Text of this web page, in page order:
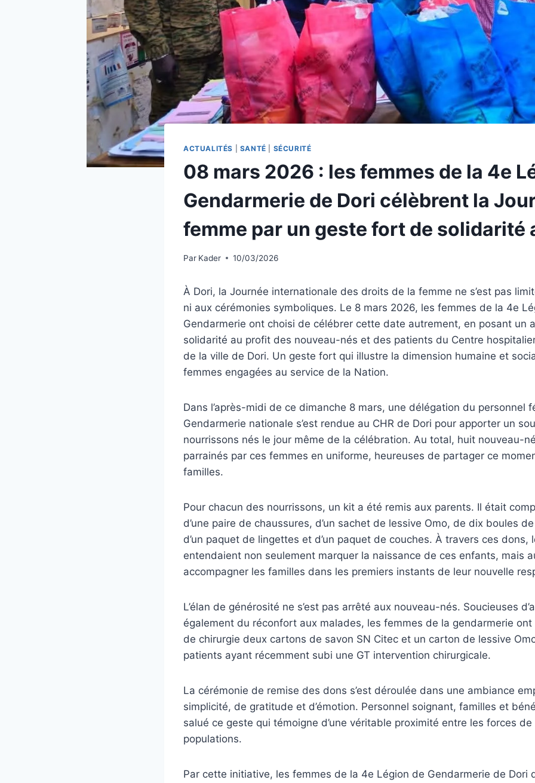
ACTUALITÉS SANTÉ SÉCURITÉ
08 mars 2026 : les femmes de la 4e
Gendarmerie de Dori célèbrent la
femme par un geste fort de solidarité
Par Kader 10/03/2026
À Dori, la Journée internationale des droits de la femme ne s’est pas
ni aux cérémonies symboliques. Le 8 mars 2026, les femmes de la 4e
Gendarmerie ont choisi de célébrer cette date autrement, en posant un
solidarité au profit des nouveau-nés et des patients du Centre
de la ville de Dori. Un geste fort qui illustre la dimension humaine et
femmes engagées au service de la Nation.
Dans l’après-midi de ce dimanche 8 mars, une délégation du personnel
Gendarmerie nationale s’est rendue au CHR de Dori pour apporter un
nourrissons nés le jour même de la célébration. Au total, huit nouveau-
parrainés par ces femmes en uniforme, heureuses de partager ce
familles.
Pour chacun des nourrissons, un kit a été remis aux parents. Il était
d’une paire de chaussures, d’un sachet de lessive Omo, de dix boules
d’un paquet de lingettes et d’un paquet de couches. À travers ces dons,
entendaient non seulement marquer la naissance de ces enfants, mais
accompagner les familles dans les premiers instants de leur nouvelle
L’élan de générosité ne s’est pas arrêté aux nouveau-nés. Soucieuses
également du réconfort aux malades, les femmes de la gendarmerie ont
de chirurgie deux cartons de savon SN Citec et un carton de lessive
patients ayant récemment subi une GT intervention chirurgicale.
La cérémonie de remise des dons s’est déroulée dans une ambiance
simplicité, de gratitude et d’émotion. Personnel soignant, familles et
salué ce geste qui témoigne d’une véritable proximité entre les forces
populations.
Par cette initiative, les femmes de la 4e Légion de Gendarmerie de Dori